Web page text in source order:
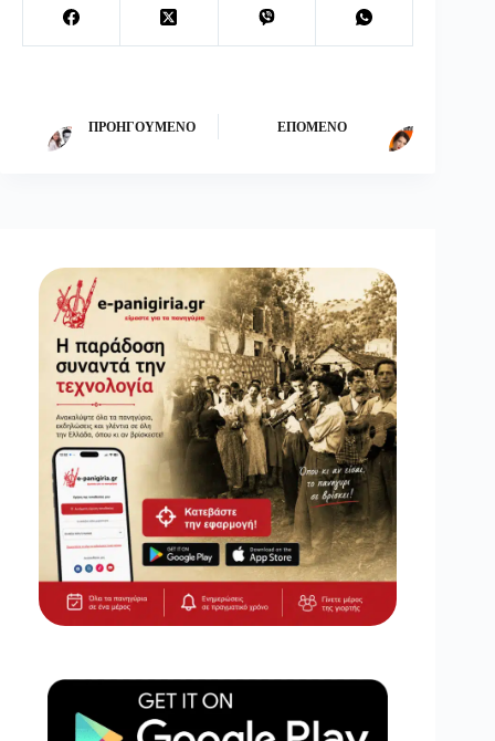
ΠΡΟΗΓΟΎΜΕΝΟ ΕΠΌΜΕΝΟ